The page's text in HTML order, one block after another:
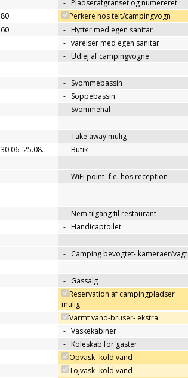
- Pladserafgranset og numereret
80 Perkere hos telt/campingvogn
60 - Hytter med egen sanitar
- varelser med egen sanitar
- Udlej af campingvogne
- Svommebassin
- Soppebassin
- Svommehal
- Take away mulig
30.06.-25.08. - Butik
- WiFi point- f.e. hos reception
- Nem tilgang til restaurant
- Handicaptoilet
- Camping bevogtet- kameraer/vagt
- Gassalg
Reservation af campingpladser
mulig
Varmt vand-bruser- ekstra
- Vaskekabiner
- Koleskab for gaster
Opvask- kold vand
Tojvask- kold vand